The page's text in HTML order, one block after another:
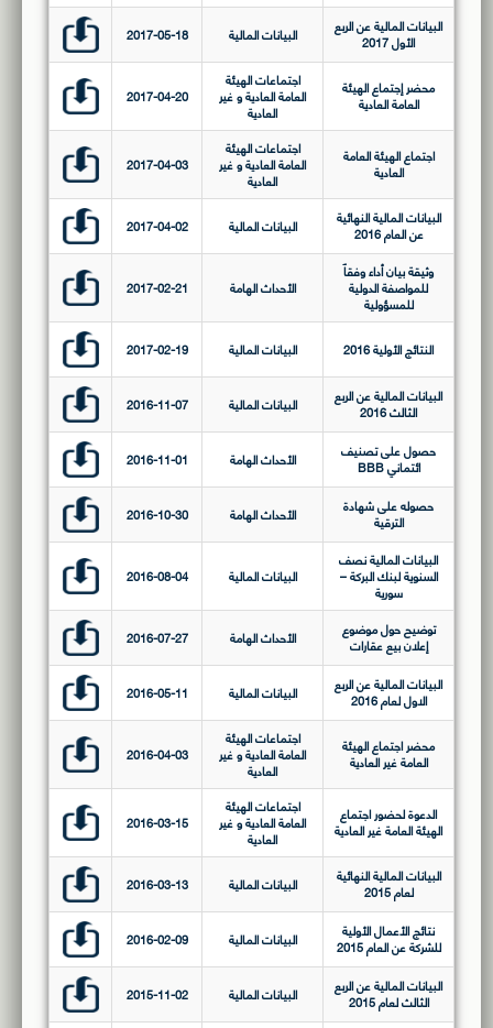
البيانات المالية عن الربع
الأول 2017 البيانات المالية 2017-05-18
محضر إجتماع الهيئة
العامة العادية
اجتماعات الهيئة
العامة العادية و غير
العادية
2017-04-20
اجتماع الهيئة العامة
العادية
اجتماعات الهيئة
العامة العادية و غير
العادية
2017-04-03
البيانات المالية النهائية
عن العام 2016 البيانات المالية 2017-04-02
وثيقة بيان أداء وفقاً
للمواصفة الدولية
للمسؤولية
الأحداث الهامة 2017-02-21
النتائج الأولية 2016 البيانات المالية 2017-02-19
البيانات المالية عن الربع
الثالث 2016 البيانات المالية 2016-11-07
حصول على تصنيف
ائتماني BBB الأحداث الهامة 2016-11-01
حصوله على شهادة
الترقية الأحداث الهامة 2016-10-30
البيانات المالية نصف
السنوية لبنك البركة –
سورية
البيانات المالية 2016-08-04
توضيح حول موضوع
إعلان بيع عقارات الأحداث الهامة 2016-07-27
البيانات المالية عن الربع
الاول لعام 2016 البيانات المالية 2016-05-11
محضر اجتماع الهيئة
العامة غير العادية
اجتماعات الهيئة
العامة العادية و غير
العادية
2016-04-03
الدعوة لحضور اجتماع
الهيئة العامة غير العادية
اجتماعات الهيئة
العامة العادية و غير
العادية
2016-03-15
البيانات المالية النهائية
لعام 2015 البيانات المالية 2016-03-13
نتائج الأعمال الأولية
للشركة عن العام 2015 البيانات المالية 2016-02-09
البيانات المالية عن الربع
الثالث لعام 2015 البيانات المالية 2015-11-02